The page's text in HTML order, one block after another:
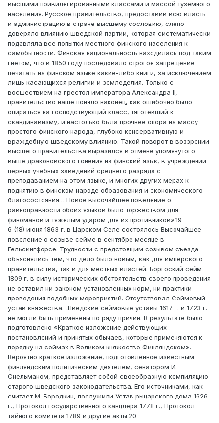
высшими привилегированными классами и массой туземного
населения. Русское правительство, предоставив всю власть
и администрацию в стране высшему сословию, слепо
доверяло влиянию шведской партии, которая систематически
подавляла все попытки местного финского населения к
самобытности. Финская национальность находилась под таким
гнетом, что в 1850 году последовало строгое запрещение
печатать на финском языке какие-либо книги, за исключением
лишь касающихся религии и земледелия. Только с
восшествием на престол императора Александра II,
правительство наше поняло наконец, как ошибочно было
опираться на господствующий класс, тяготевший к
скандинавизму, и настолько была прочнее опора на массу
простого финского народа, глубоко консервативную и
враждебную шведскому влиянию. Такой поворот в воззрении
высшего правительства выразился в отмене упомянутого
выше драконовского гонения на финский язык, в учреждении
первых учебных заведений среднего разряда с
преподаванием на этом языке, и многих других мерах к
поднятию в финском народе образования и экономического
благосостояния… Новое высочайшее повеление о
равноправности обоих языков было торжеством для
финоманов и тяжелым ударом для их противников».19
6 (18) июня 1863 г. в Царском Селе состоялось Высочайшее
повеление о созыве сейме в сентябре месяце в
Гельсингфорсе. Трудности с предстоящим созывом съезда
объяснялись тем, что дело было новым, как для имперского
правительства, так и для местных властей. Боргоский сейм
1809 г. в силу исторических обстоятельств своего проведения
не оставил ни законом установленных норм, ни практики
проведения подобных мероприятий. Отсутствовал Сеймовый
устав княжества. Шведские сеймовые уставы 1617 г. и 1723 г.
не могли быть применены по ряду причин. В результате было
подготовлено «Краткое изложение действующих
постановлений и принятых обычаев, которые применяются к
порядку на сеймах в Великом княжестве Финляндском».
Вероятно краткое изложение, подготовленное известным
финляндским политическим деятелем, сенатором И.
Снельманом, представляет собой своеобразную компиляцию
старого шведского законодательства. Его источниками, как
считает М. Бородкин, послужили Устав рыцарского дома 1626
г., Протокол государственного канцлера 1778 г., Протокол
тайного комитета 1789 и другие акты.20